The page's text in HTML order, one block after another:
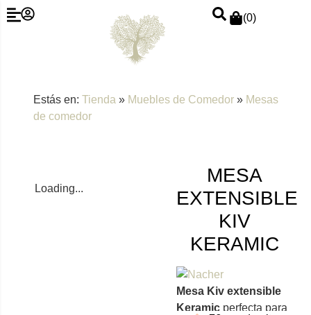
(0)
Estás en: Tienda » Muebles de Comedor » Mesas
de comedor
Loading...
MESA
EXTENSIBLE
KIV
KERAMIC
Mesa Kiv extensible
Keramicperfecta para